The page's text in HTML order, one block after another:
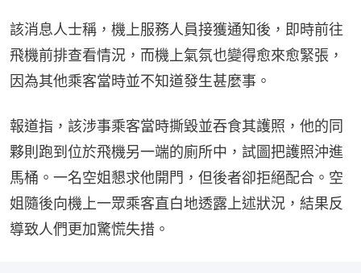
該消息人士稱，機上服務人員接獲通知後，即時前往
飛機前排查看情況，而機上氣氛也變得愈來愈緊張，
因為其他乘客當時並不知道發生甚麼事。
報道指，該涉事乘客當時撕毀並吞食其護照，他的同
夥則跑到位於飛機另一端的廁所中，試圖把護照沖進
馬桶。一名空姐懇求他開門，但後者卻拒絕配合。空
姐隨後向機上一眾乘客直白地透露上述狀況，結果反
導致人們更加驚慌失措。